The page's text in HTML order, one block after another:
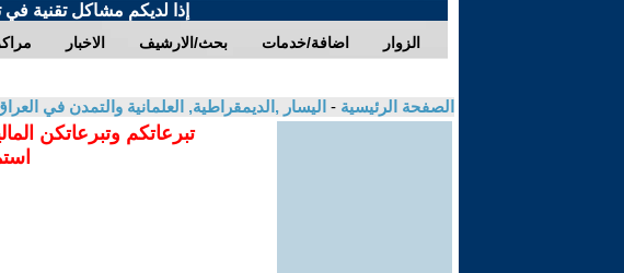
إذا لديكم مشاكل تقنية في
الاخبار بحث/الارشيف اضافة/خدمات الزوار
الصفحة الرئيسية - اليسار ,الديمقراطية, العلمانية والتمدن في
تبرعاتكم وتبرعاتكن